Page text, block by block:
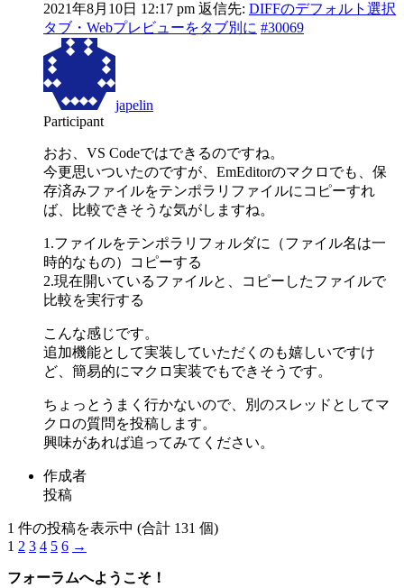
2021年8月10日 12:17 pm 返信先: DIFFのデフォルト選択
タブ・Webプレビューをタブ別に #30069
japelin
Participant
おお、VS Codeではできるのですね。
今更思いついたのですが、EmEditorのマクロでも、保
存済みファイルをテンポラリファイルにコピーすれ
ば、比較できそうな気がしますね。
1.ファイルをテンポラリフォルダに（ファイル名は一
時的なもの）コピーする
2.現在開いているファイルと、コピーしたファイルで
比較を実行する
こんな感じです。
追加機能として実装していただくのも嬉しいですけ
ど、簡易的にマクロ実装でもできそうです。
ちょっとうまく行かないので、別のスレッドとしてマ
クロの質問を投稿します。
興味があれば追ってみてください。
作成者
投稿
1 件の投稿を表示中 (合計 131 個)
1 2 3 4 5 6 →
フォーラムへようこそ！